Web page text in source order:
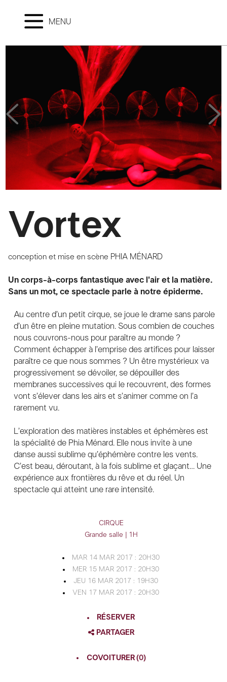
MENU
Vortex
conception et mise en scène PHIA MÉNARD
Un corps-à-corps fantastique avec l'air et la matière.
Sans un mot, ce spectacle parle à notre épiderme.
Au centre d’un petit cirque, se joue le drame sans parole
d’un être en pleine mutation. Sous combien de couches
nous couvrons-nous pour paraître au monde ?
Comment échapper à l’emprise des artifices pour laisser
paraître ce que nous sommes ? Un être mystérieux va
progressivement se dévoiler, se dépouiller des
membranes successives qui le recouvrent, des formes
vont s’élever dans les airs et s’animer comme on l’a
rarement vu.
L’exploration des matières instables et éphémères est
la spécialité de Phia Ménard. Elle nous invite à une
danse aussi sublime qu’éphémère contre les vents.
C’est beau, déroutant, à la fois sublime et glaçant… Une
expérience aux frontières du rêve et du réel. Un
spectacle qui atteint une rare intensité.
CIRQUE
Grande salle | 1H
MAR 14 MAR 2017 : 20H30
MER 15 MAR 2017 : 20H30
JEU 16 MAR 2017 : 19H30
VEN 17 MAR 2017 : 20H30
RÉSERVER
PARTAGER
COVOITURER(0)